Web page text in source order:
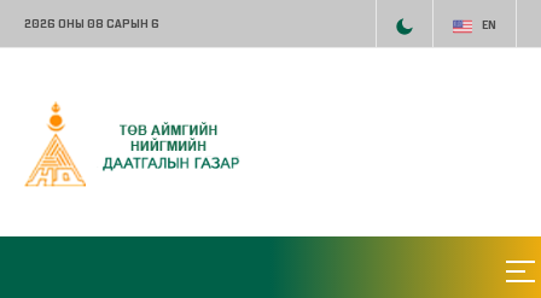
2026 ОНЫ 08 САРЫН 6 EN